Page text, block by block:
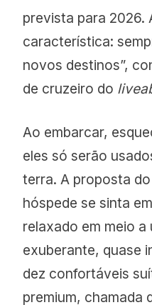
prevista para 2026.
característica:
novos destinos”,
de cruzeiro do
Ao embarcar,
eles só serão
terra. A proposta
hóspede se sinta
relaxado em meio a
exuberante, quase
dez confortáveis
premium, chamada